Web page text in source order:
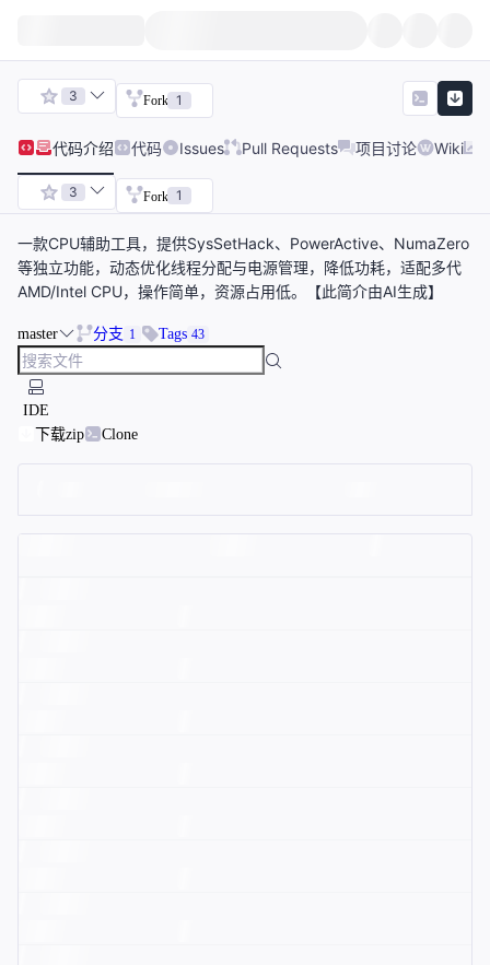
3 Fork 1
代码介绍 代码 Issues Pull Requests 项目讨论 Wiki
3 Fork 1
一款CPU辅助工具，提供SysSetHack、PowerActive、NumaZero
等独立功能，动态优化线程分配与电源管理，降低功耗，适配多代
AMD/Intel CPU，操作简单，资源占用低。【此简介由AI生成】
master 分支 1 Tags 43
IDE
下载zip
Clone